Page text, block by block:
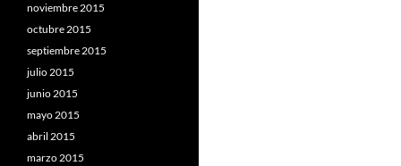
noviembre 2015
octubre 2015
septiembre 2015
julio 2015
junio 2015
mayo 2015
abril 2015
marzo 2015